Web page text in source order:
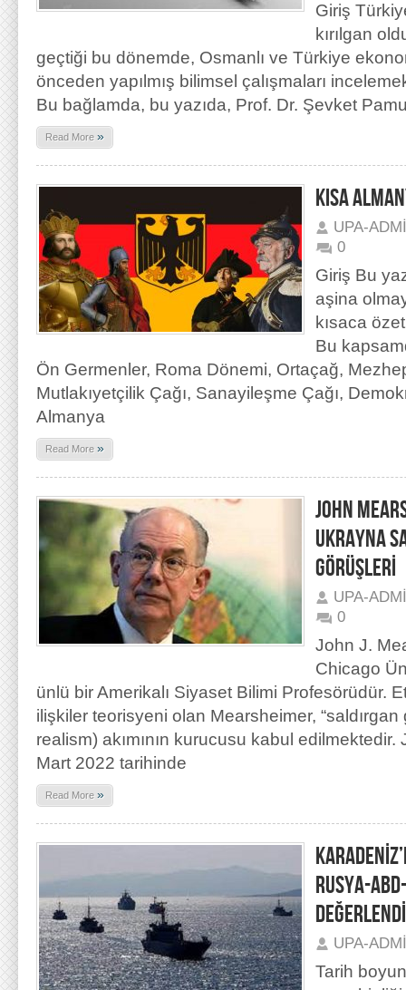
Giriş
kırılgan
geçtiği bu dönemde, Osmanlı ve Türkiye
önceden yapılmış bilimsel çalışmaları
Bu bağlamda, bu yazıda, Prof. Dr. Şevket
Read More »
KISA
UPA-
0
Giriş Bu
aşina
kısaca
Bu
Ön Germenler, Roma Dönemi, Ortaçağ,
Mutlakıyetçilik Çağı, Sanayileşme Çağı,
Almanya
Read More »
JOHN
UKRAYNA
GÖRÜŞLERİ
UPA-
0
John J.
Chicago
ünlü bir Amerikalı Siyaset Bilimi Profesörüdür.
ilişkiler teorisyeni olan Mearsheimer,
realism) akımının kurucusu kabul
Mart 2022 tarihinde
Read More »
RUSYA-
UPA-
Tarih